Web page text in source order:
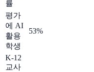
률
평가
에 AI
활용
학생
53%
K-12
교사